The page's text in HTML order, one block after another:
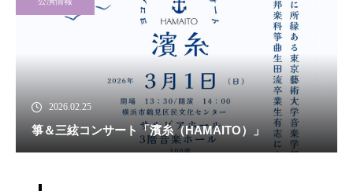
2026.02.25
箏＆三絃コンサート「濱糸（HAMAITO）」